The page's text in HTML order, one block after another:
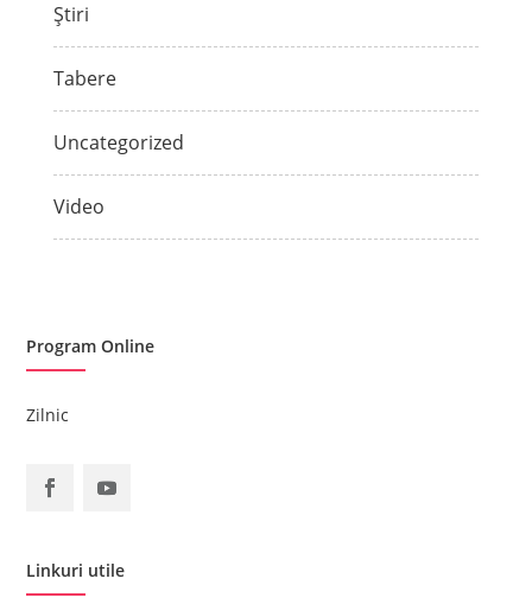
Știri
Tabere
Uncategorized
Video
Program Online
Zilnic
Linkuri utile